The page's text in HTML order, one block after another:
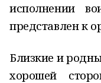
исполнении
представлен к
Близкие и
хорошей